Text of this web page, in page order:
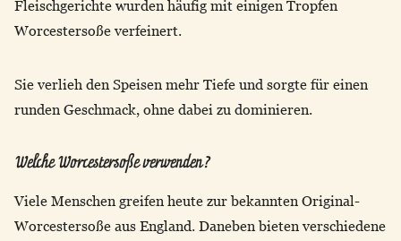
Fleischgerichte wurden häufig mit einigen Tropfen
Worcestersoße verfeinert.
Sie verlieh den Speisen mehr Tiefe und sorgte für einen
runden Geschmack, ohne dabei zu dominieren.
Welche Worcestersoße verwenden?
Viele Menschen greifen heute zur bekannten Original-
Worcestersoße aus England. Daneben bieten verschiedene